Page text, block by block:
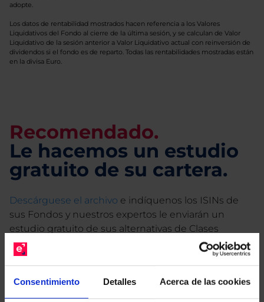
Consentimiento Detalles Acerca de las cookies
adopte.
Los datos de rentabilidad mostrados hacen referencia a los Valores
Liquidativos del Fondo al cierre de la última sesión, y se calculan de Valor
Liquidativo de la sesión anterior a Valor Liquidativo actual con reinversión de
dividendos si el fondo es de reparto. Todas las rentabilidades mostradas están
en la divisa Euro.
Recomendado.
Le hacemos un estudio
gratuito de su cartera.
Descárguese el archivo e indíquenos los ISINs de
sus Fondos y nuestros expertos le enviarán un
estudio gratuito de sus alternativas de Clases
Limpias con las que podrá ahorrar en sus costes.